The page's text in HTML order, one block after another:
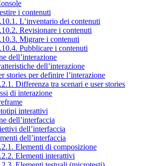
i contenuti
L’inventario dei contenuti
Revisionare i contenuti
Migrare i contenuti
Pubblicare i contenuti
dell’interazione
dell’interazione
stories per definire l’interazione
Differenza tra scenari e user stories
di interazione
interattivi
dell’interfaccia
dell’interfaccia
dell’interfaccia
Elementi di composizione
Elementi interattivi